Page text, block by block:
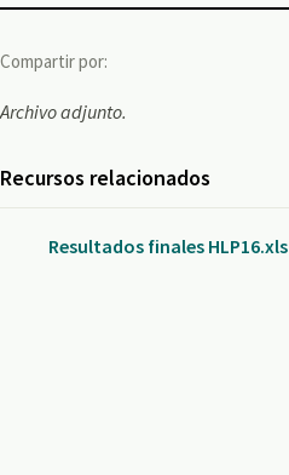
Compartir por:
Archivo adjunto.
Recursos relacionados
Resultados finales HLP16.xls